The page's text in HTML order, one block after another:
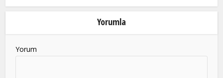
blank
Yorumla
Yorum